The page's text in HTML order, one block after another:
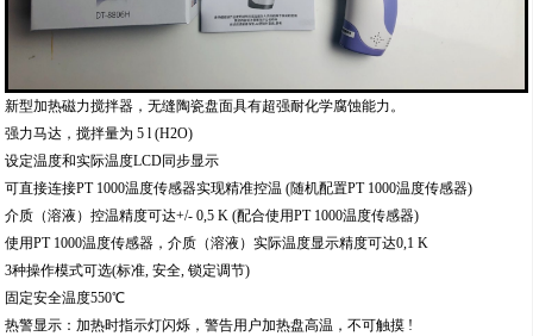
新型加热磁力搅拌器，无缝陶瓷盘面具有超强耐化学腐蚀能力。
强力马达，搅拌量为 5 l (H2O)
设定温度和实际温度LCD同步显示
可直接连接PT 1000温度传感器实现精准控温 (随机配置PT 1000温度传感器)
介质（溶液）控温精度可达+/- 0,5 K (配合使用PT 1000温度传感器)
使用PT 1000温度传感器，介质（溶液）实际温度显示精度可达0,1 K
3种操作模式可选(标准, 安全, 锁定调节)
固定安全温度550℃
热警显示：加热时指示灯闪烁，警告用户加热盘高温，不可触摸 !